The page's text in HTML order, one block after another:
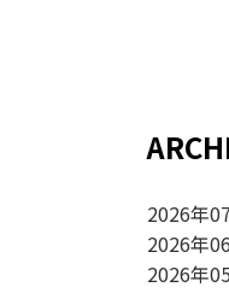
2026年
2026年
2026年